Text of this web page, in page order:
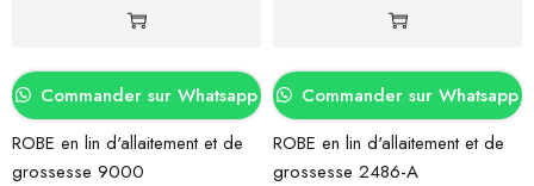
Commander sur Whatsapp
ROBE en lin d'allaitement et de
grossesse 9000
Commander sur Whatsapp
ROBE en lin d'allaitement et de
grossesse 2486-A